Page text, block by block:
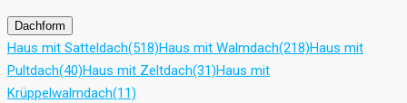
Dachform
Haus mit Satteldach(518)Haus mit Walmdach(218)Haus mit
Pultdach(40)Haus mit Zeltdach(31)Haus mit
Krüppelwalmdach(11)